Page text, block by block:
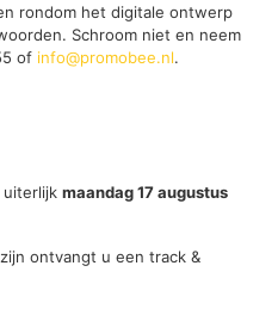
rondom het digitale ontwerp
Schroom niet en neem
of info@promobee.nl.
uiterlijk maandag 17 augustus
ontvangt u een track &